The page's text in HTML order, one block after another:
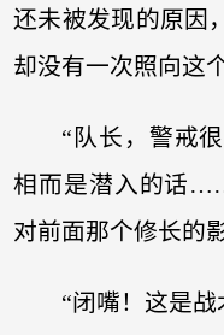
还未被发现的原因
却没有一次照向这
“队长，警戒
相而是潜入的话
对前面那个修长的
“闭嘴！这是战